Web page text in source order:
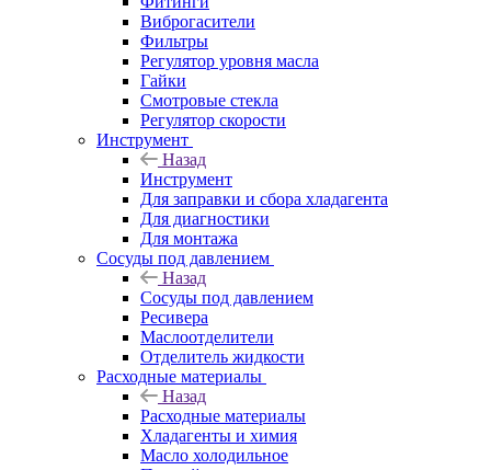
Виброгасители
Фильтры
Регулятор уровня масла
Гайки
Смотровые стекла
Регулятор скорости
Инструмент
Назад
Инструмент
Для заправки и сбора хладагента
Для диагностики
Для монтажа
Сосуды под давлением
Назад
Сосуды под давлением
Ресивера
Маслоотделители
Отделитель жидкости
Расходные материалы
Назад
Расходные материалы
Хладагенты и химия
Масло холодильное